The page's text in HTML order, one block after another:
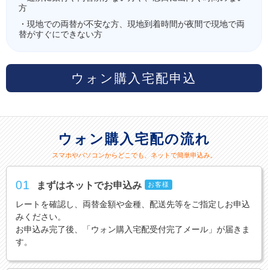
方
・現地での両替が不安な方、現地到着時間が夜間で現地で両
替がすぐにできない方
ウォン購入宅配申込
ウォン購入宅配の流れ
スマホやパソコンからどこでも、ネットで簡単申込み。
01 まずはネットでお申込み お客様
レートを確認し、両替金額や金種、配送先等をご指定しお申込
みください。
お申込み完了後、「ウォン購入宅配受付完了メール」が届きま
す。